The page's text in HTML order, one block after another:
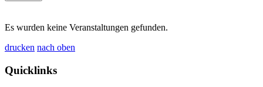
Es wurden keine Veranstaltungen gefunden.
drucken nach oben
Quicklinks